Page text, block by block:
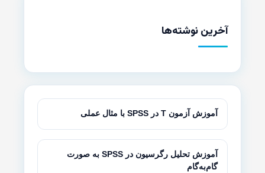
آخرین نوشته‌ها
آموزش آزمون T در SPSS با مثال عملی
آموزش تحلیل رگرسیون در SPSS به صورت
گام‌به‌گام